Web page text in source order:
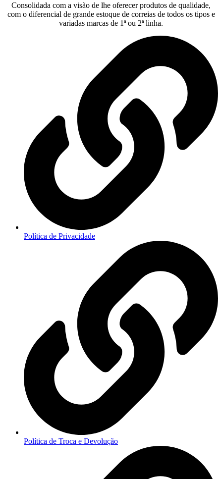
Consolidada com a visão de lhe oferecer produtos de qualidade,
com o diferencial de grande estoque de correias de todos os tipos e
variadas marcas de 1ª ou 2ª linha.
Política de Privacidade
Política de Troca e Devolução